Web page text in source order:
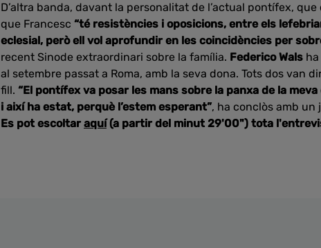
D’altra banda, davant la personalitat de l’actual pontífex,
que Francesc “té resistències i oposicions, entre els
eclesial, però ell vol aprofundir en les coincidències per
recent Sinode extraordinari sobre la família. Federico Wals
al setembre passat a Roma, amb la seva dona. Tots dos van
fill. “El pontífex va posar les mans sobre la panxa de la
i així ha estat, perquè l’estem esperant”, ha conclòs amb un
Es pot escoltar aquí(a partir del minut 29'00") tota